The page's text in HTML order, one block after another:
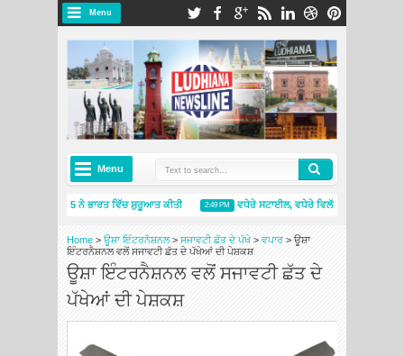
Menu
Menu
ਪ੍ਰਾਈਮੈਸੀ 5 ਨੇ ਭਾਰਤ ਵਿੱਚ ਸ਼ੁਰੂਆਤ ਕੀਤੀ 2:49 PM
ਵਧੇਰੇ ਸਟਾਈਲ, ਵਧੇਰੇ ਵਿਲੱਖਣਤਾ: ਸਕੋਡਾ ਆਟੋ
Home > ਊਸ਼ਾ ਇੰਟਰਨੈਸ਼ਨਲ> ਸਜਾਵਟੀ ਛੱਤ ਦੇ ਪੱਖੇ > ਵਪਾਰ > ਊਸ਼ਾ
ਇੰਟਰਨੈਸ਼ਨਲ ਵਲੋਂ ਸਜਾਵਟੀ ਛੱਤ ਦੇ ਪੱਖੇਆਂ ਦੀ ਪੇਸ਼ਕਸ਼
ਊਸ਼ਾ ਇੰਟਰਨੈਸ਼ਨਲ ਵਲੋਂ ਸਜਾਵਟੀ ਛੱਤ ਦੇ
ਪੱਖੇਆਂ ਦੀ ਪੇਸ਼ਕਸ਼